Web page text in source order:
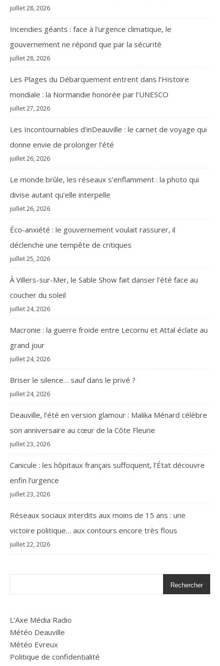
juillet 28, 2026
Incendies géants : face à l’urgence climatique, le
gouvernement ne répond que par la sécurité
juillet 28, 2026
Les Plages du Débarquement entrent dans l’Histoire
mondiale : la Normandie honorée par l’UNESCO
juillet 27, 2026
Les Incontournables d’inDeauville : le carnet de voyage qui
donne envie de prolonger l’été
juillet 26, 2026
Le monde brûle, les réseaux s’enflamment : la photo qui
divise autant qu’elle interpelle
juillet 26, 2026
Éco-anxiété : le gouvernement voulait rassurer, il
déclenche une tempête de critiques
juillet 25, 2026
À Villers-sur-Mer, le Sable Show fait danser l’été face au
coucher du soleil
juillet 24, 2026
Macronie : la guerre froide entre Lecornu et Attal éclate au
grand jour
juillet 24, 2026
Briser le silence… sauf dans le privé ?
juillet 24, 2026
Deauville, l’été en version glamour : Malika Ménard célèbre
son anniversaire au cœur de la Côte Fleurie
juillet 23, 2026
Canicule : les hôpitaux français suffoquent, l’État découvre
enfin l’urgence
juillet 23, 2026
Réseaux sociaux interdits aux moins de 15 ans : une
victoire politique… aux contours encore très flous
juillet 22, 2026
Rechercher
L’Axe Média Radio
Météo Deauville
Météo Evreux
Politique de confidentialité